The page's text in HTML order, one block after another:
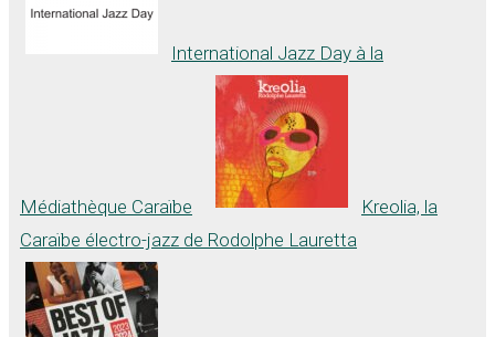
International Jazz Day à la
Médiathèque Caraïbe
Kreolia, la
Caraïbe électro-jazz de Rodolphe Lauretta